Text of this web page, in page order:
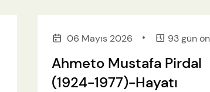
06 Mayıs 2026 • 93 gün
Ahmeto Mustafa Pirdal
(1924-1977)-Hayatı